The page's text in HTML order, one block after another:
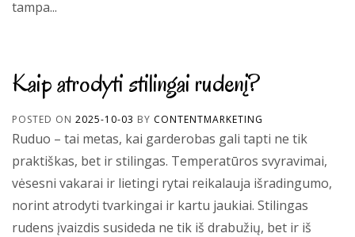
tampa...
Kaip atrodyti stilingai rudenį?
POSTED ON 2025-10-03 BY CONTENTMARKETING
Ruduo – tai metas, kai garderobas gali tapti ne tik
praktiškas, bet ir stilingas. Temperatūros svyravimai,
vėsesni vakarai ir lietingi rytai reikalauja išradingumo,
norint atrodyti tvarkingai ir kartu jaukiai. Stilingas
rudens įvaizdis susideda ne tik iš drabužių, bet ir iš